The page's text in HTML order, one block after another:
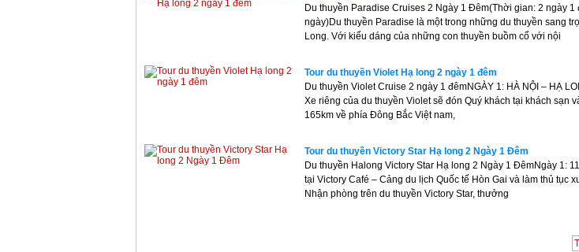
Du thuyền Paradise Cruises 2 Ngày 1 Đêm(Thời gian: 2 ngày
ngày)Du thuyền Paradise là một trong những du thuyền sang
Long. Với kiểu dáng của những con thuyền buồm cổ với nội
Tour du thuyền Violet Hạ long 2 ngày 1 đêm
Du thuyền Violet Cruise 2 ngày 1 đêmNGÀY 1: HÀ NỘI – HẠ
Xe riêng của du thuyền Violet sẽ đón Quý khách tại khách sạn
165km về phía Đông Bắc Việt nam,
Tour du thuyền Victory Star Hạ long 2 Ngày 1 Đêm
Du thuyền Halong Victory Star Hạ long 2 Ngày 1 ĐêmNgày 1:
tại Victory Café – Cảng du lịch Quốc tế Hòn Gai và làm thủ tục
Nhận phòng trên du thuyền Victory Star, thưởng